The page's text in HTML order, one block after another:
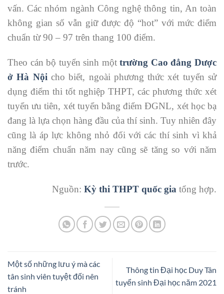
vấn. Các nhóm ngành Công nghệ thông tin, An toàn
không gian số vẫn giữ được độ “hot” với mức điểm
chuẩn từ 90 – 97 trên thang 100 điểm.
Theo cán bộ tuyển sinh mộttrường Cao đẳng Dược
ở Hà Nội cho biết, ngoài phương thức xét tuyển sử
dụng điểm thi tốt nghiệp THPT, các phương thức xét
tuyển ưu tiên, xét tuyển bằng điểm ĐGNL, xét học bạ
đang là lựa chọn hàng đầu của thí sinh. Tuy nhiên đây
cũng là áp lực không nhỏ đối với các thí sinh vì khả
năng điểm chuẩn năm nay cũng sẽ tăng so với năm
trước.
Nguồn: Kỳ thi THPT quốc gia tổng hợp.
Một số những lưu ý mà các
tân sinh viên tuyệt đối nên
tránh
Thông tin Đại học Duy Tân
tuyển sinh Đại học năm 2021